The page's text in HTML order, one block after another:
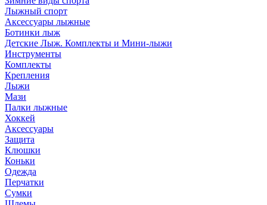
Лыжный спорт
Аксессуары лыжные
Ботинки лыж
Детские Лыж. Комплекты и Мини-лыжи
Инструменты
Комплекты
Крепления
Лыжи
Мази
Палки лыжные
Хоккей
Аксессуары
Защита
Клюшки
Коньки
Одежда
Перчатки
Сумки